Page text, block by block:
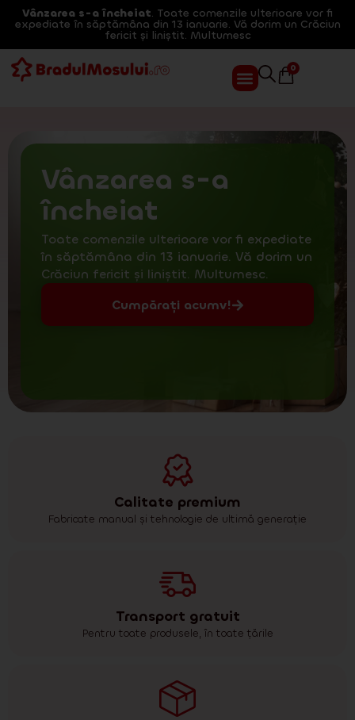
Vânzarea s-a încheiat. Toate comenzile ulterioare vor fi
expediate în săptămâna din 13 ianuarie. Vă dorim un Crăciun
fericit și liniștit. Multumesc
0
Vânzarea s-a
încheiat
Toate comenzile ulterioare vor fi expediate
în săptămâna din 13 ianuarie. Vă dorim un
Crăciun fericit și liniștit. Multumesc.
Cumpărați acumv!
Calitate premium
Fabricate manual și tehnologie de ultimă generație
Transport gratuit
Pentru toate produsele, în toate țările